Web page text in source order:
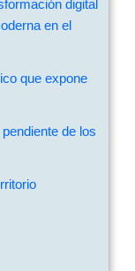
digital
en el
que expone
de los